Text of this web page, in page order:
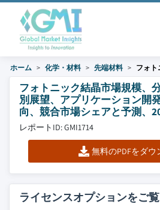
ホーム 化学・材料 先端材料 フォト
フォトニック結晶市場規模、
別展望、アプリケーション開
向、競合市場シェアと予測、
レポートID: GMI1714
無料のPDFをダウ
ライセンスオプションをご